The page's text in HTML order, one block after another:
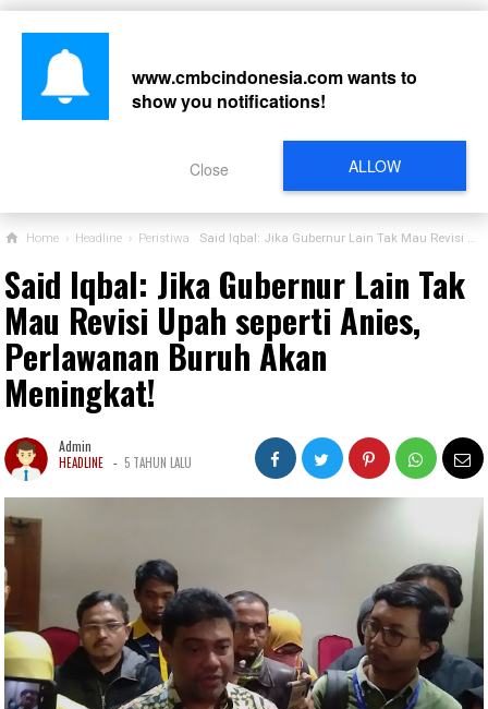
Home › Headline › Peristiwa Said Iqbal: Jika Gubernur Lain Tak Mau Revisi Upah seperti Anies, Perlawanan Buruh Akan Meningkat!
Said Iqbal: Jika Gubernur Lain Tak
Mau Revisi Upah seperti Anies,
Perlawanan Buruh Akan
Meningkat!
Admin
HEADLINE - 5 TAHUN LALU
www.cmbcindonesia.comwants to
show you notifications!
ALLOW
Close